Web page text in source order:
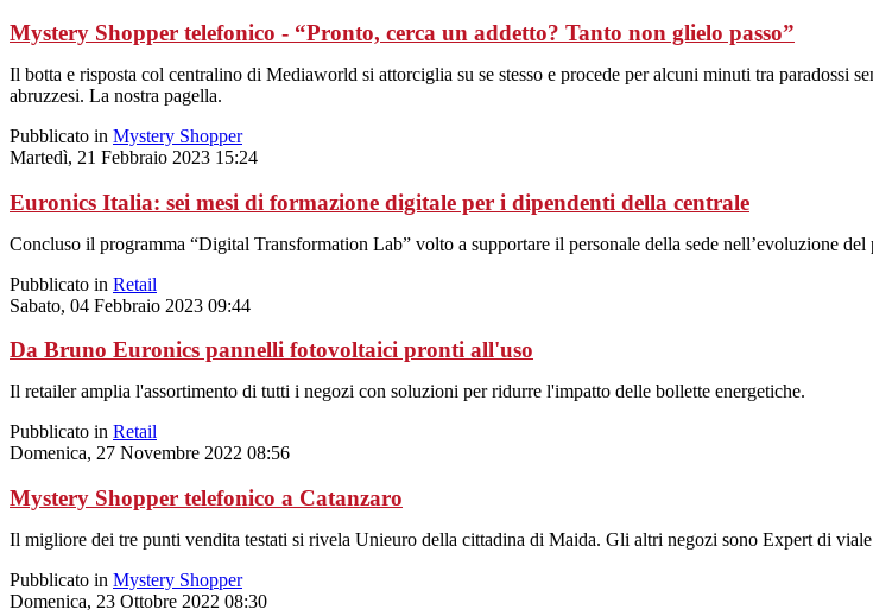
Mystery Shopper telefonico - “Pronto, cerca un addetto? Tanto non glielo passo”
Il botta e risposta col centralino di Mediaworld si attorciglia su se stesso e procede per alcuni minuti tra paradossi
abruzzesi. La nostra pagella.
Pubblicato in Mystery Shopper
Martedì, 21 Febbraio 2023 15:24
Euronics Italia: sei mesi di formazione digitale per i dipendenti della centrale
Concluso il programma “Digital Transformation Lab” volto a supportare il personale della sede nell’evoluzione
Pubblicato in Retail
Sabato, 04 Febbraio 2023 09:44
Da Bruno Euronics pannelli fotovoltaici pronti all'uso
Il retailer amplia l'assortimento di tutti i negozi con soluzioni per ridurre l'impatto delle bollette energetiche.
Pubblicato in Retail
Domenica, 27 Novembre 2022 08:56
Mystery Shopper telefonico a Catanzaro
Il migliore dei tre punti vendita testati si rivela Unieuro della cittadina di Maida. Gli altri negozi sono Expert di
Pubblicato in Mystery Shopper
Domenica, 23 Ottobre 2022 08:30